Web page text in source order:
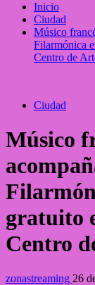
Inicio
Ciudad
Músico
Filarmónica
Centro de
Ciudad
Músico
gratuito
Centro
zonastreaming 26